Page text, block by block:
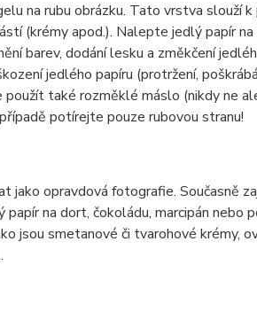
na rubu obrázku. Tato vrstva slouží
(krémy apod.). Nalepte jedlý papír
barev, dodání lesku a změkčení
jedlého papíru (protržení,
také rozměklé máslo (nikdy ne
potírejte pouze rubovou stranu!
jako opravdová fotografie. Současně
na dort, čokoládu, marcipán nebo
jsou smetanové či tvarohové krémy,